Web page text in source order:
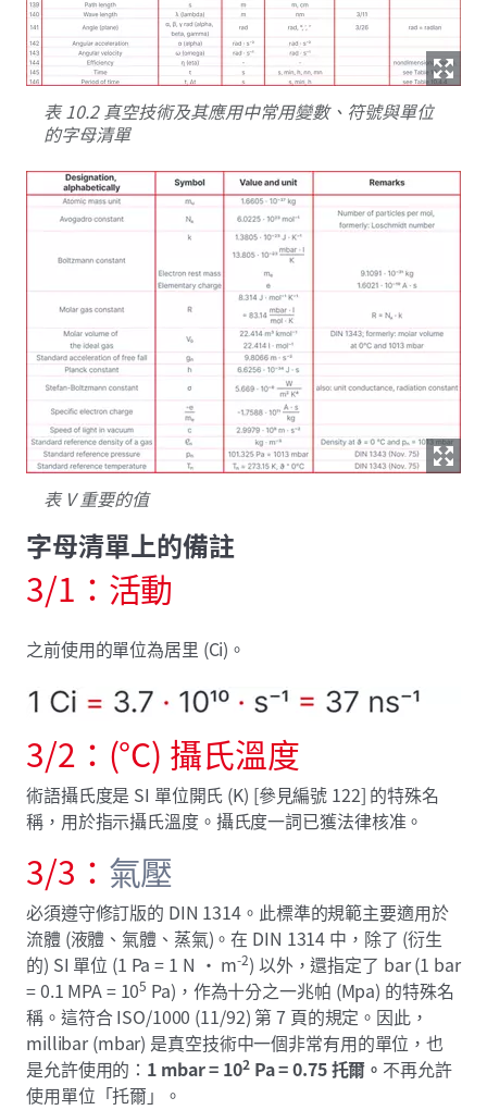
表 10.2 真空技術及其應用中常用變數、符號與單位
的字母清單
表 V 重要的值
字母清單上的備註
3/1：活動
之前使用的單位為居里 (Ci)。
3/2：(°C) 攝氏溫度
術語攝氏度是 SI 單位開氏 (K) [參見編號 122] 的特殊名
稱，用於指示攝氏溫度。攝氏度一詞已獲法律核准。
3/3： 氣壓
必須遵守修訂版的 DIN 1314。此標準的規範主要適用於
流體 (液體、氣體、蒸氣)。在 DIN 1314 中，除了 (衍生
的) SI 單位 (1 Pa = 1 N · m-2) 以外，還指定了 bar (1 bar
= 0.1 MPA = 105 Pa)，作為十分之一兆帕 (Mpa) 的特殊名
稱。這符合 ISO/1000 (11/92) 第 7 頁的規定。因此，
millibar (mbar) 是真空技術中一個非常有用的單位，也
是允許使用的： 1 mbar = 102Pa = 0.75 托爾。 不再允許
使用單位「托爾」。